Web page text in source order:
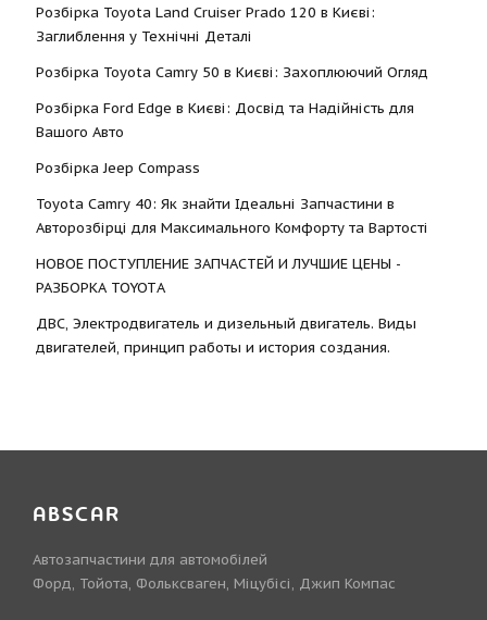
Розбірка Toyota Land Cruiser Prado 120 в Києві:
Заглиблення у Технічні Деталі
Розбірка Toyota Camry 50 в Києві: Захоплюючий Огляд
Розбірка Ford Edge в Києві: Досвід та Надійність для
Вашого Авто
Розбірка Jeep Compass
Toyota Camry 40: Як знайти Ідеальні Запчастини в
Авторозбірці для Максимального Комфорту та Вартості
НОВОЕ ПОСТУПЛЕНИЕ ЗАПЧАСТЕЙ И ЛУЧШИЕ ЦЕНЫ -
РАЗБОРКА TOYOTА
ДВС, Электродвигатель и дизельный двигатель. Виды
двигателей, принцип работы и история создания.
ABSCAR
Автозапчастини для автомобілей
Форд, Тойота, Фольксваген, Міцубісі, Джип Компас